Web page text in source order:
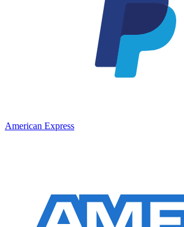
American Express